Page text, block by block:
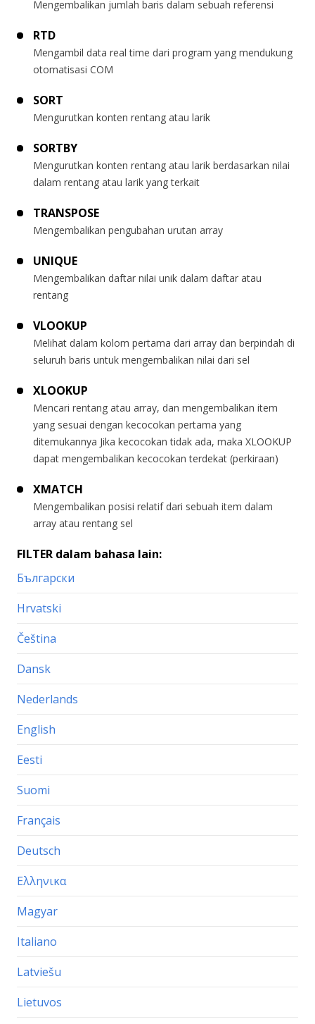
Mengembalikan jumlah baris dalam sebuah referensi
RTD
Mengambil data real time dari program yang mendukung
otomatisasi COM
SORT
Mengurutkan konten rentang atau larik
SORTBY
Mengurutkan konten rentang atau larik berdasarkan nilai
dalam rentang atau larik yang terkait
TRANSPOSE
Mengembalikan pengubahan urutan array
UNIQUE
Mengembalikan daftar nilai unik dalam daftar atau
rentang
VLOOKUP
Melihat dalam kolom pertama dari array dan berpindah di
seluruh baris untuk mengembalikan nilai dari sel
XLOOKUP
Mencari rentang atau array, dan mengembalikan item
yang sesuai dengan kecocokan pertama yang
ditemukannya Jika kecocokan tidak ada, maka XLOOKUP
dapat mengembalikan kecocokan terdekat (perkiraan)
XMATCH
Mengembalikan posisi relatif dari sebuah item dalam
array atau rentang sel
FILTER dalam bahasa lain:
Български
Hrvatski
Čeština
Dansk
Nederlands
English
Eesti
Suomi
Français
Deutsch
Ελληνικα
Magyar
Italiano
Latviešu
Lietuvos